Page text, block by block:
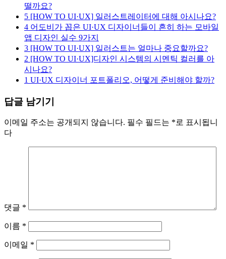
떨까요?
5 [HOW TO UI·UX] 일러스트레이터에 대해 아시나요?
4 어도비가 꼽은 UI·UX 디자이너들이 흔히 하는 모바일
앱 디자인 실수 9가지
3 [HOW TO UI·UX] 일러스트는 얼마나 중요할까요?
2 [HOW TO UI·UX]디자인 시스템의 시멘틱 컬러를 아
시나요?
1 UI·UX 디자이너 포트폴리오, 어떻게 준비해야 할까?
답글 남기기
이메일 주소는 공개되지 않습니다. 필수 필드는 *로 표시됩니
다
댓글 *
이름 *
이메일 *